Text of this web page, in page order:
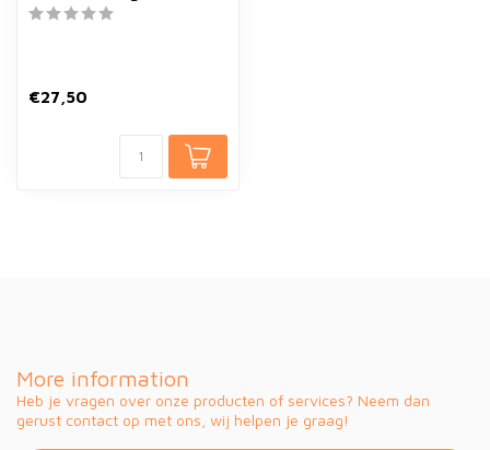
€27,50
More information
Heb je vragen over onze producten of services? Neem dan
gerust contact op met ons, wij helpen je graag!